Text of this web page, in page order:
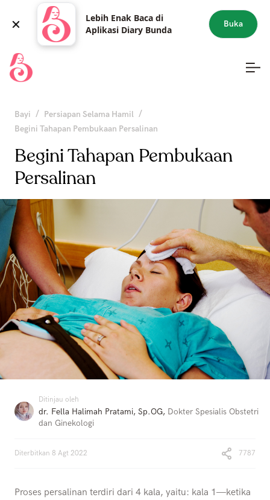
Lebih Enak Baca di
Aplikasi Diary Bunda
Buka
Bayi / Persiapan Selama Hamil /
Begini Tahapan Pembukaan Persalinan
Begini Tahapan Pembukaan
Persalinan
Ditinjau oleh
dr. Fella Halimah Pratami, Sp.OG, Dokter Spesialis Obstetri
dan Ginekologi
Diterbitkan 8 Agt 2022 7787
Proses persalinan terdiri dari 4 kala, yaitu: kala 1—ketika